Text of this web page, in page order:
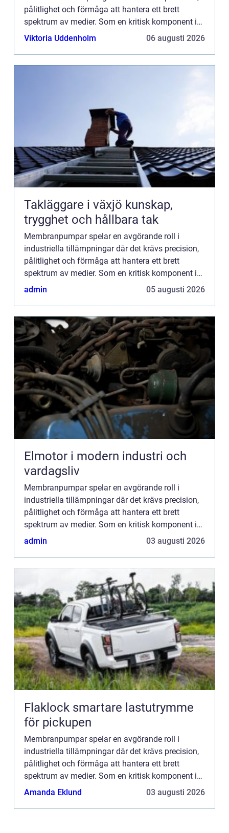
pålitlighet och förmåga att hantera ett brett
spektrum av medier. Som en kritisk komponent i
många tillverkningspr...
Viktoria Uddenholm 06 augusti 2026
Takläggare i växjö kunskap,
trygghet och hållbara tak
Membranpumpar spelar en avgörande roll i
industriella tillämpningar där det krävs precision,
pålitlighet och förmåga att hantera ett brett
spektrum av medier. Som en kritisk komponent i
många tillverkningspr...
admin 05 augusti 2026
Elmotor i modern industri och
vardagsliv
Membranpumpar spelar en avgörande roll i
industriella tillämpningar där det krävs precision,
pålitlighet och förmåga att hantera ett brett
spektrum av medier. Som en kritisk komponent i
många tillverkningspr...
admin 03 augusti 2026
Flaklock smartare lastutrymme
för pickupen
Membranpumpar spelar en avgörande roll i
industriella tillämpningar där det krävs precision,
pålitlighet och förmåga att hantera ett brett
spektrum av medier. Som en kritisk komponent i
många tillverkningspr...
Amanda Eklund 03 augusti 2026